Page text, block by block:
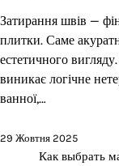
Затирання швів —
плитки. Саме
естетичного
виникає логічне
ванної,…
29 Жовтня 2025
Как выбрать